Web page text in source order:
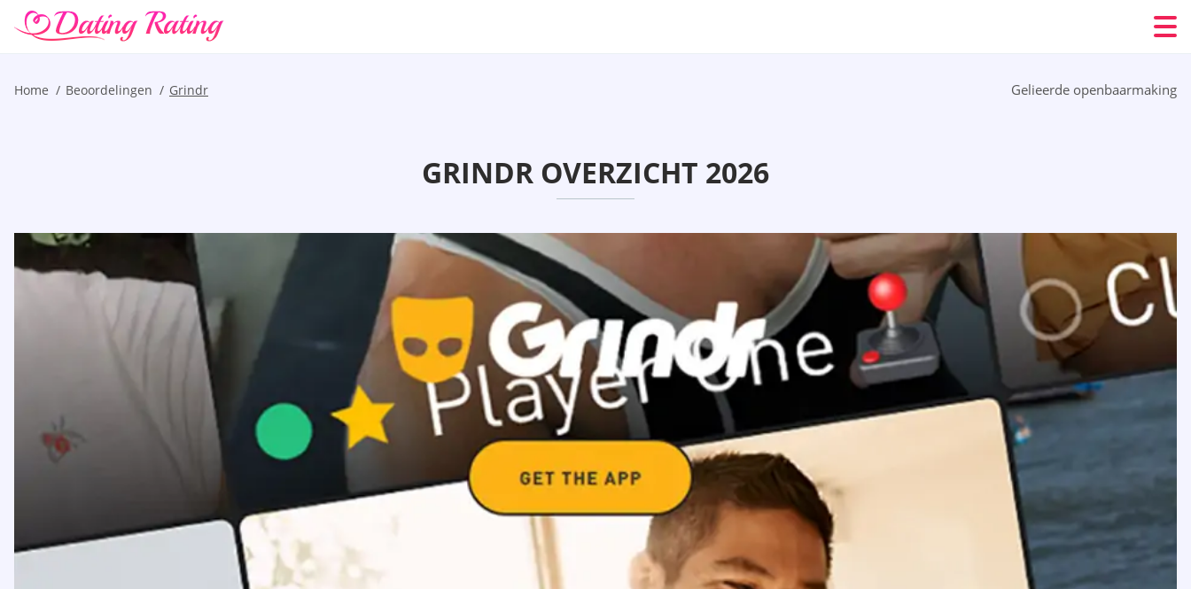
Home Beoordelingen Grindr Gelieerde openbaarmaking
GRINDR OVERZICHT 2026